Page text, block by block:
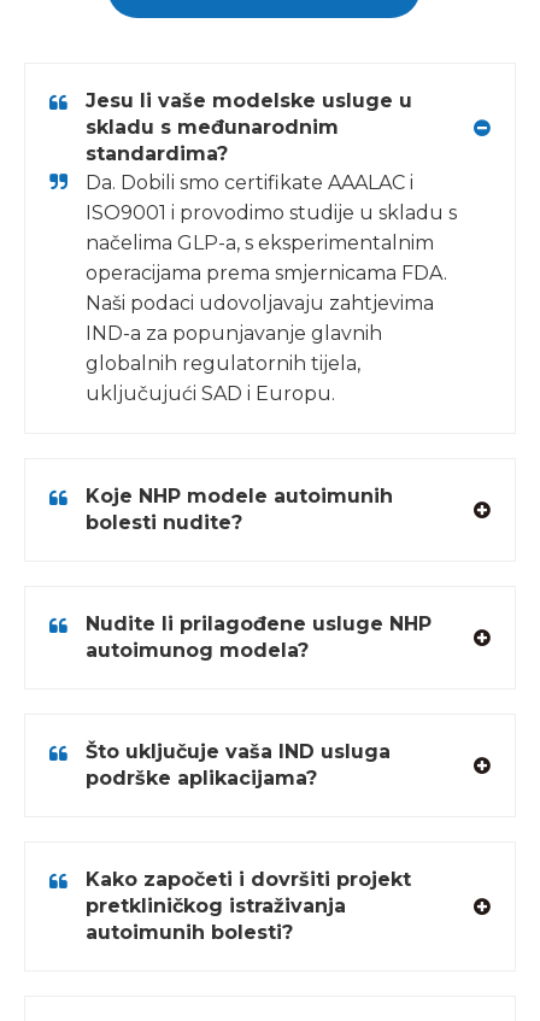
Jesu li vaše modelske usluge u
skladu s međunarodnim
standardima?
Da. Dobili smo certifikate AAALAC i
ISO9001 i provodimo studije u skladu s
načelima GLP-a, s eksperimentalnim
operacijama prema smjernicama FDA.
Naši podaci udovoljavaju zahtjevima
IND-a za popunjavanje glavnih
globalnih regulatornih tijela,
uključujući SAD i Europu.
Koje NHP modele autoimunih
bolesti nudite?
Nudite li prilagođene usluge NHP
autoimunog modela?
Što uključuje vaša IND usluga
podrške aplikacijama?
Kako započeti i dovršiti projekt
pretkliničkog istraživanja
autoimunih bolesti?